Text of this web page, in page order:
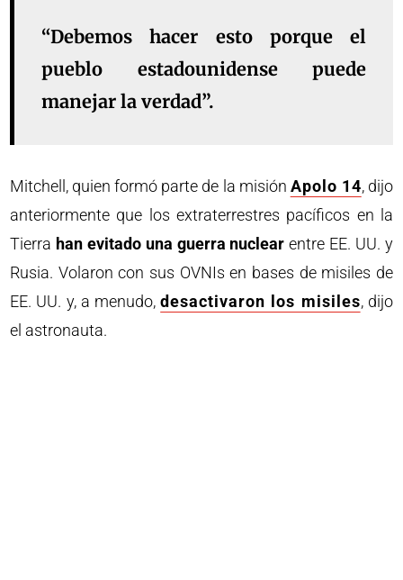
“Debemos hacer esto porque el
pueblo estadounidense puede
manejar la verdad”.
Mitchell, quien formó parte de la misión Apolo 14, dijo
anteriormente que los extraterrestres pacíficos en la
Tierra han evitado una guerra nuclear entre EE. UU. y
Rusia. Volaron con sus OVNIs en bases de misiles de
EE. UU. y, a menudo,desactivaron los misiles, dijo
el astronauta.